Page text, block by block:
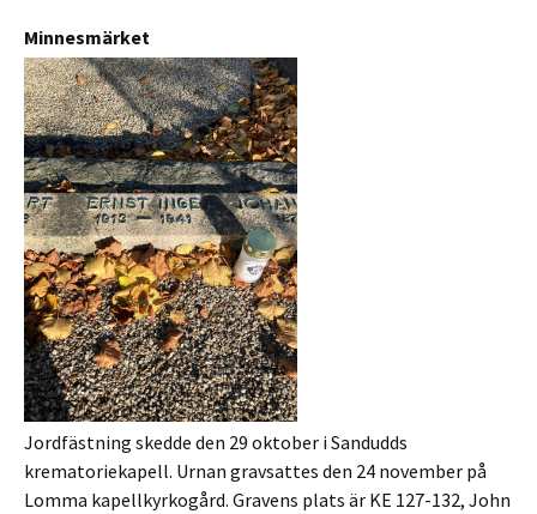
Minnesmärket
Jordfästning skedde den 29 oktober i Sandudds
krematoriekapell. Urnan gravsattes den 24 november på
Lomma kapellkyrkogård. Gravens plats är KE 127-132, John